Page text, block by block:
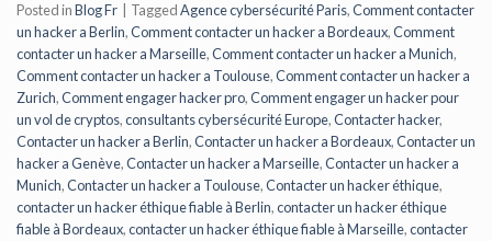
Posted inBlog Fr TaggedAgence cybersécurité Paris,Comment contacter
un hacker a Berlin,Comment contacter un hacker a Bordeaux,Comment
contacter un hacker a Marseille,Comment contacter un hacker a Munich,
Comment contacter un hacker a Toulouse,Comment contacter un hacker a
Zurich,Comment engager hacker pro,Comment engager un hacker pour
un vol de cryptos,consultants cybersécurité Europe,Contacter hacker,
Contacter un hacker a Berlin,Contacter un hacker a Bordeaux,Contacter un
hacker a Genève,Contacter un hacker a Marseille,Contacter un hacker a
Munich,Contacter un hacker a Toulouse,Contacter un hacker éthique,
contacter un hacker éthique fiable à Berlin,contacter un hacker éthique
fiable à Bordeaux,contacter un hacker éthique fiable à Marseille,contacter